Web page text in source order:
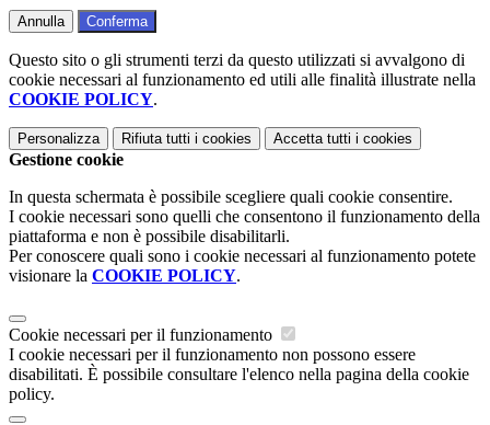
Annulla Conferma
Questo sito o gli strumenti terzi da questo utilizzati si avvalgono di
cookie necessari al funzionamento ed utili alle finalità illustrate nella
COOKIE POLICY.
Personalizza Rifiuta tutti i cookies Accetta tutti i cookies
Gestione cookie
In questa schermata è possibile scegliere quali cookie consentire.
I cookie necessari sono quelli che consentono il funzionamento della
piattaforma e non è possibile disabilitarli.
Per conoscere quali sono i cookie necessari al funzionamento potete
visionare la COOKIE POLICY.
Cookie necessari per il funzionamento
I cookie necessari per il funzionamento non possono essere
disabilitati. È possibile consultare l'elenco nella pagina della cookie
policy.